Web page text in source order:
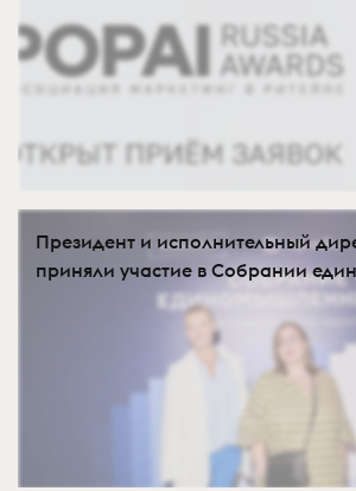
Президент и исполнительный
приняли участие в Собрании